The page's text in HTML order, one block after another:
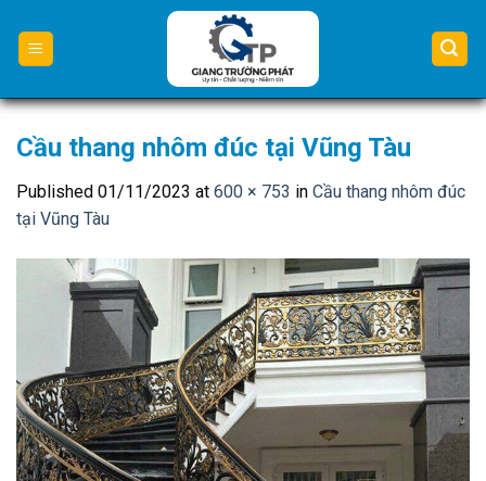
content
Cầu thang nhôm đúc tại Vũng Tàu
Published 01/11/2023 at 600 × 753 in Cầu thang nhôm đúc
tại Vũng Tàu